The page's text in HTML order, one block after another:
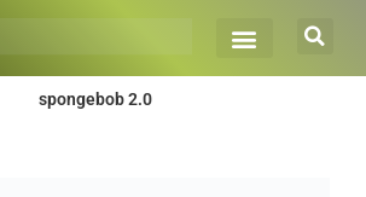
spongebob 2.0